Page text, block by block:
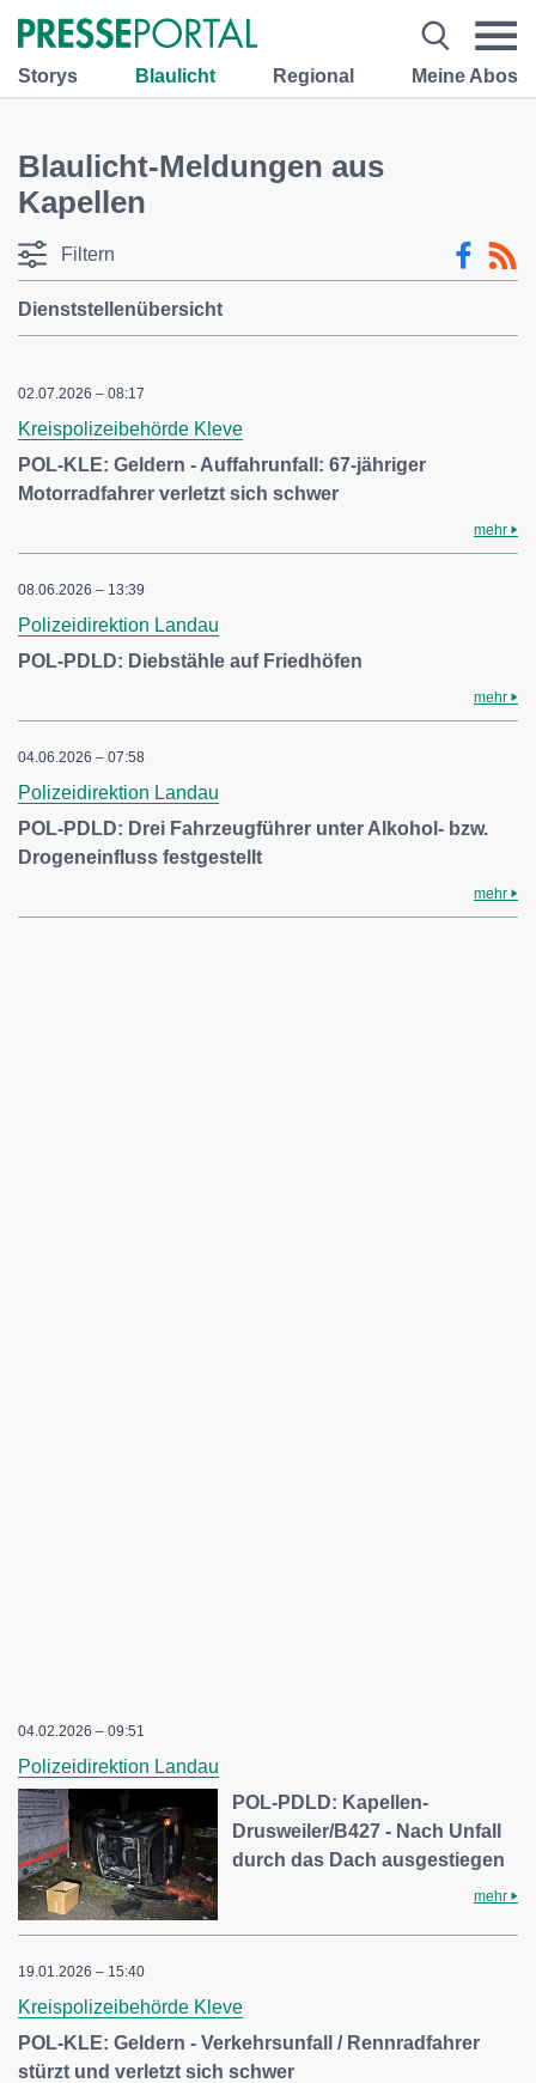
Storys Blaulicht Regional Meine Abos
Blaulicht-Meldungen aus
Kapellen
Filtern
Dienststellenübersicht
02.07.2026 – 08:17
Kreispolizeibehörde Kleve
POL-KLE: Geldern - Auffahrunfall: 67-jähriger
Motorradfahrer verletzt sich schwer
mehr
08.06.2026 – 13:39
Polizeidirektion Landau
POL-PDLD: Diebstähle auf Friedhöfen
mehr
04.06.2026 – 07:58
Polizeidirektion Landau
POL-PDLD: Drei Fahrzeugführer unter Alkohol- bzw.
Drogeneinfluss festgestellt
mehr
04.02.2026 – 09:51
Polizeidirektion Landau
POL-PDLD: Kapellen-
Drusweiler/B427 - Nach Unfall
durch das Dach ausgestiegen
mehr
19.01.2026 – 15:40
Kreispolizeibehörde Kleve
POL-KLE: Geldern - Verkehrsunfall / Rennradfahrer
stürzt und verletzt sich schwer